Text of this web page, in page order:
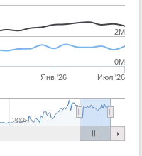
Янв '26 Июл '26
2020
0M
2M